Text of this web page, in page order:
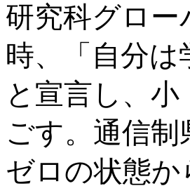
研究科グロ
時、「自分
と宣言し、
ごす。通信
ゼロの状態